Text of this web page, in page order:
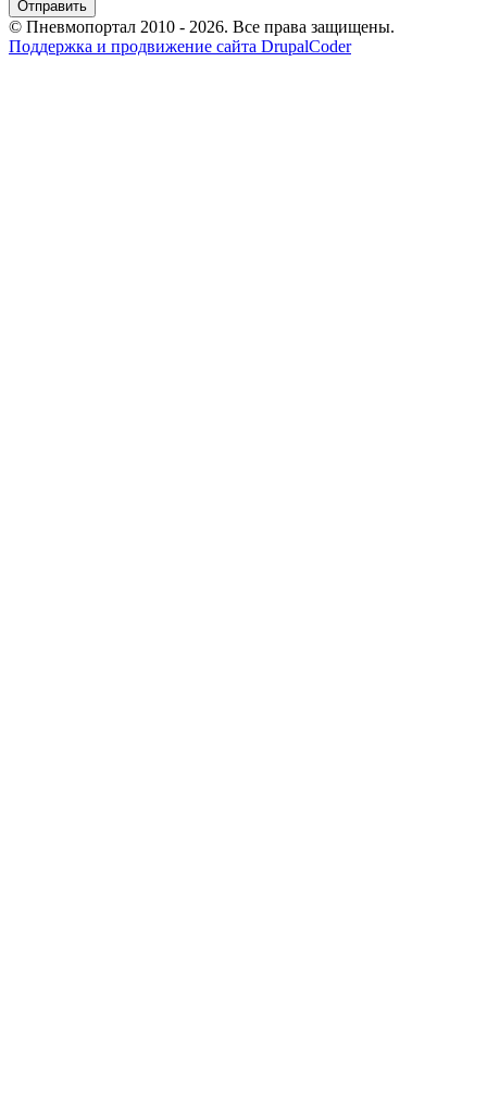
© Пневмопортал 2010 - 2026. Все права защищены.
Поддержка и продвижение сайта DrupalCoder